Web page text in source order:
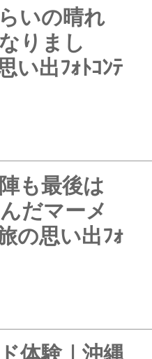
いの晴れ
りまし
い出ﾌｫﾄｺﾝﾃ
も最後は
だマーメ
の思い出ﾌｫ
体験｜沖縄